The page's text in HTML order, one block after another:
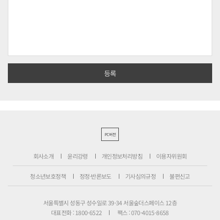
PC버전
회사소개 윤리강령 개인정보처리방침 이용자위원회
청소년보호정책 정정·반론보도 기사심의규정 불편신고
서울특별시 성동구 성수일로 39-34 서울숲더스페이스 12층
대표전화 : 1800-6522
팩스 : 070-4015-8658